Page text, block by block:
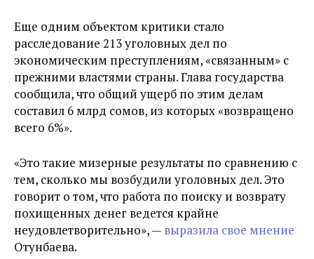
Еще одним объектом критики стало
расследование 213 уголовных дел по
экономическим преступлениям, «связанным» с
прежними властями страны. Глава государства
сообщила, что общий ущерб по этим делам
составил 6 млрд сомов, из которых «возвращено
всего 6%».
«Это такие мизерные результаты по сравнению с
тем, сколько мы возбудили уголовных дел. Это
говорит о том, что работа по поиску и возврату
похищенных денег ведется крайне
неудовлетворительно», — выразила свое мнение
Отунбаева.